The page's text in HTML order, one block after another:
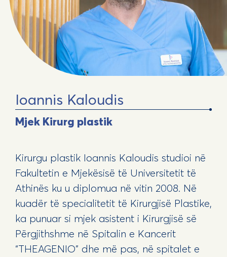
Ioannis Kaloudis
Mjek Kirurg plastik
Kirurgu plastik Ioannis Kaloudis studioi në
Fakultetin e Mjekësisë të Universitetit të
Athinës ku u diplomua në vitin 2008. Në
kuadër të specialitetit të Kirurgjisë Plastike,
ka punuar si mjek asistent i Kirurgjisë së
Përgjithshme në Spitalin e Kancerit
“THEAGENIO” dhe më pas, në spitalet e